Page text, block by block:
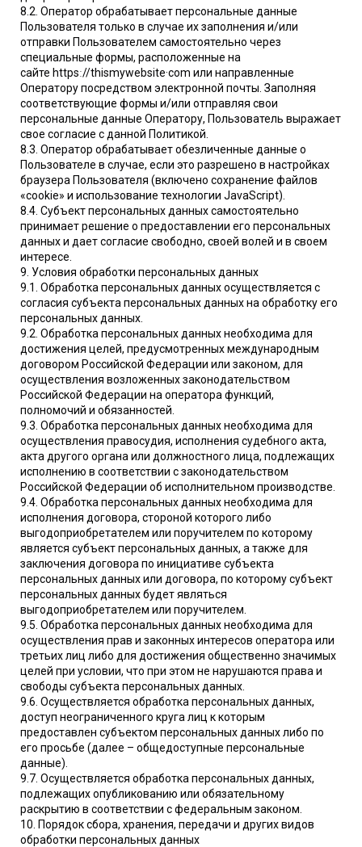
8.2. Оператор обрабатывает персональные данные
Пользователя только в случае их заполнения и/или
отправки Пользователем самостоятельно через
специальные формы, расположенные на
сайте httpsː//thismywebsite·com или направленные
Оператору посредством электронной почты. Заполняя
соответствующие формы и/или отправляя свои
персональные данные Оператору, Пользователь выражает
свое согласие с данной Политикой.
8.3. Оператор обрабатывает обезличенные данные о
Пользователе в случае, если это разрешено в настройках
браузера Пользователя (включено сохранение файлов
«cookie» и использование технологии JavaScript).
8.4. Субъект персональных данных самостоятельно
принимает решение о предоставлении его персональных
данных и дает согласие свободно, своей волей и в своем
интересе.
9. Условия обработки персональных данных
9.1. Обработка персональных данных осуществляется с
согласия субъекта персональных данных на обработку его
персональных данных.
9.2. Обработка персональных данных необходима для
достижения целей, предусмотренных международным
договором Российской Федерации или законом, для
осуществления возложенных законодательством
Российской Федерации на оператора функций,
полномочий и обязанностей.
9.3. Обработка персональных данных необходима для
осуществления правосудия, исполнения судебного акта,
акта другого органа или должностного лица, подлежащих
исполнению в соответствии с законодательством
Российской Федерации об исполнительном производстве.
9.4. Обработка персональных данных необходима для
исполнения договора, стороной которого либо
выгодоприобретателем или поручителем по которому
является субъект персональных данных, а также для
заключения договора по инициативе субъекта
персональных данных или договора, по которому субъект
персональных данных будет являться
выгодоприобретателем или поручителем.
9.5. Обработка персональных данных необходима для
осуществления прав и законных интересов оператора или
третьих лиц либо для достижения общественно значимых
целей при условии, что при этом не нарушаются права и
свободы субъекта персональных данных.
9.6. Осуществляется обработка персональных данных,
доступ неограниченного круга лиц к которым
предоставлен субъектом персональных данных либо по
его просьбе (далее – общедоступные персональные
данные).
9.7. Осуществляется обработка персональных данных,
подлежащих опубликованию или обязательному
раскрытию в соответствии с федеральным законом.
10. Порядок сбора, хранения, передачи и других видов
обработки персональных данных